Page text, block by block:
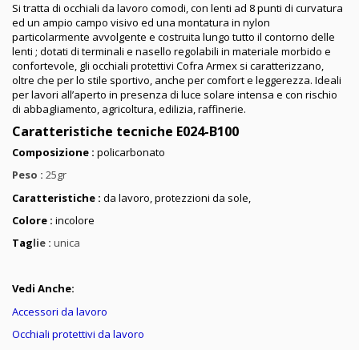
Si tratta di occhiali da lavoro comodi, con lenti ad 8 punti di curvatura
ed un ampio campo visivo ed una montatura in nylon
particolarmente avvolgente e costruita lungo tutto il contorno delle
lenti ; dotati di terminali e nasello regolabili in materiale morbido e
confortevole, gli occhiali protettivi Cofra Armex si caratterizzano,
oltre che per lo stile sportivo, anche per comfort e leggerezza. Ideali
per lavori all’aperto in presenza di luce solare intensa e con rischio
di abbagliamento, agricoltura, edilizia, raffinerie.
Caratteristiche tecniche E024-B100
Composizione : policarbonato
Peso : 25gr
Caratteristiche : da lavoro, protezzioni da sole,
Colore : incolore
Taglie : unica
Vedi Anche:
Accessori da lavoro
Occhiali protettivi da lavoro